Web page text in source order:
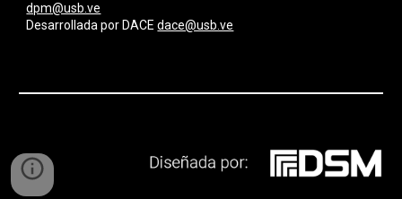
dpm@usb.ve
Desarrollada por DACEdace@usb.ve